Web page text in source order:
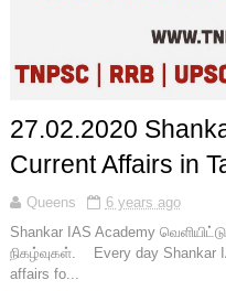
27.02.2020
Current Affairs in
Queens
6 years ago
Shankar IAS Academy
நிகழ்வுகள். Every day Shankar
affairs fo...